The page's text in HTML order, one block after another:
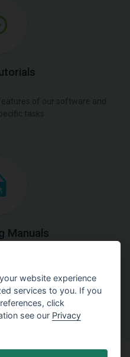
of our software and
tasks.
Manuals
on how
tasks.
website experience
services to you. If you
click
see our Privacy